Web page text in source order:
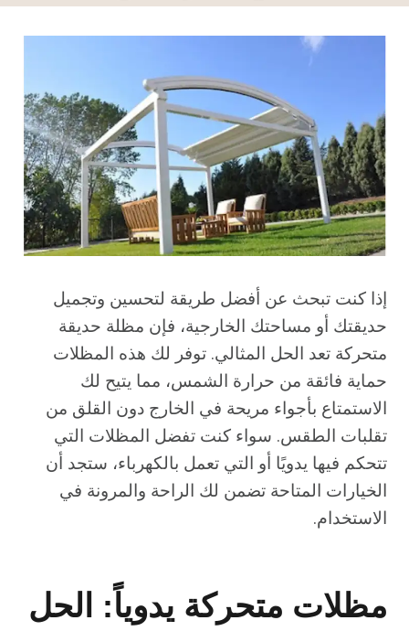
إذا كنت تبحث عن أفضل طريقة لتحسين وتجميل
حديقتك أو مساحتك الخارجية، فإن مظلة حديقة
متحركة تعد الحل المثالي. توفر لك هذه المظلات
حماية فائقة من حرارة الشمس، مما يتيح لك
الاستمتاع بأجواء مريحة في الخارج دون القلق من
تقلبات الطقس. سواء كنت تفضل المظلات التي
تتحكم فيها يدويًا أو التي تعمل بالكهرباء، ستجد أن
الخيارات المتاحة تضمن لك الراحة والمرونة في
الاستخدام.
مظلات متحركة يدوياً: الحل